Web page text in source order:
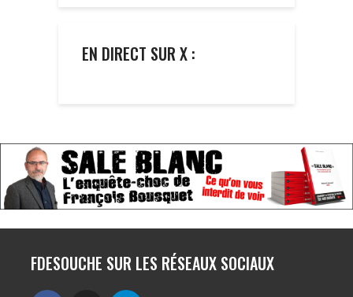
EN DIRECT SUR X :
FDESOUCHE SUR LES RÉSEAUX SOCIAUX